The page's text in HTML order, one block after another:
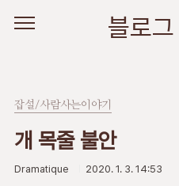
블로그
잡설/사람사는이야기
개 목줄 불안
Dramatique 2020. 1. 3. 14:53